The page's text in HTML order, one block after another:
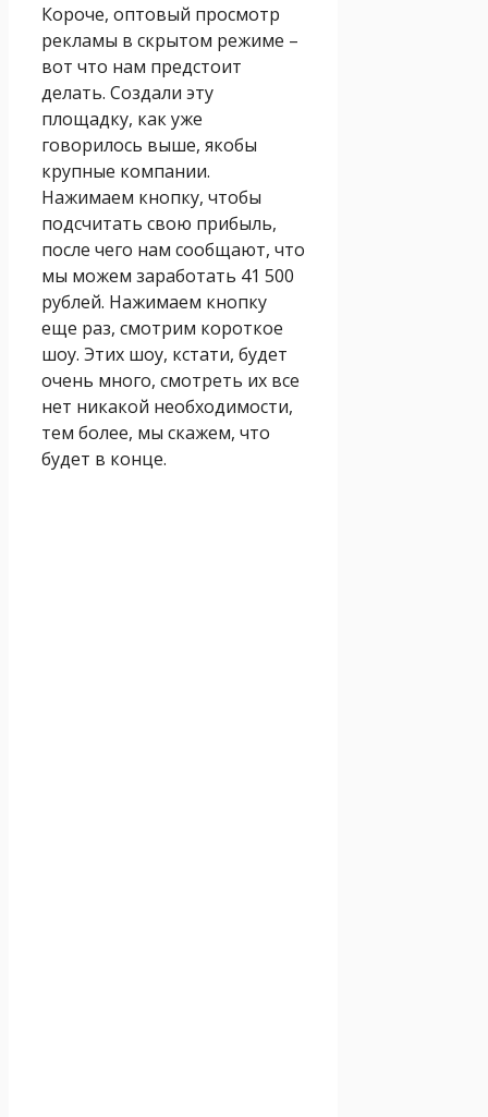
Короче, оптовый просмотр
рекламы в скрытом режиме –
вот что нам предстоит
делать. Создали эту
площадку, как уже
говорилось выше, якобы
крупные компании.
Нажимаем кнопку, чтобы
подсчитать свою прибыль,
после чего нам сообщают, что
мы можем заработать 41 500
рублей. Нажимаем кнопку
еще раз, смотрим короткое
шоу. Этих шоу, кстати, будет
очень много, смотреть их все
нет никакой необходимости,
тем более, мы скажем, что
будет в конце.